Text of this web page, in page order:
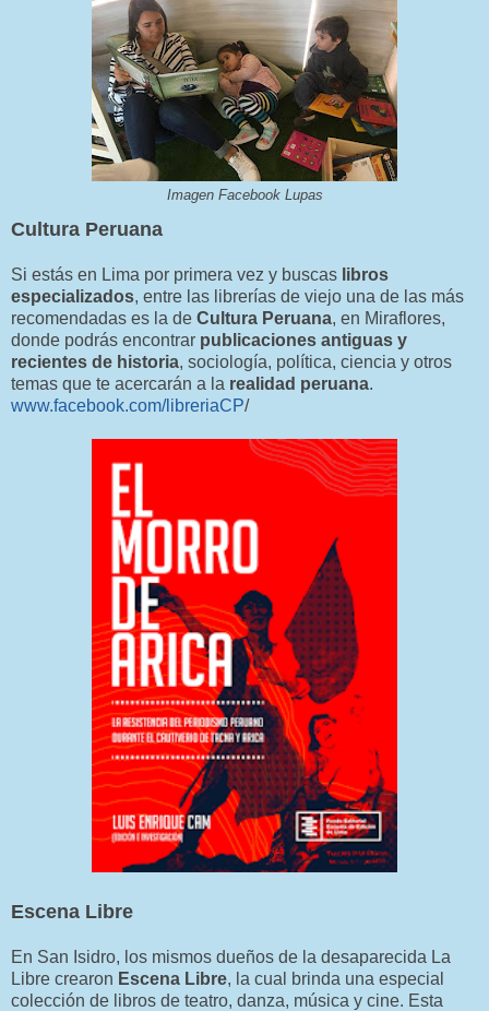
Imagen Facebook Lupas
Cultura Peruana
Si estás en Lima por primera vez y buscas libros
especializados, entre las librerías de viejo una de las más
recomendadas es la de Cultura Peruana, en Miraflores,
donde podrás encontrar publicaciones antiguas y
recientes de historia, sociología, política, ciencia y otros
temas que te acercarán a la realidad peruana.
www.facebook.com/libreriaCP/
Escena Libre
En San Isidro, los mismos dueños de la desaparecida La
Libre crearon Escena Libre, la cual brinda una especial
colección de libros de teatro, danza, música y cine. Esta